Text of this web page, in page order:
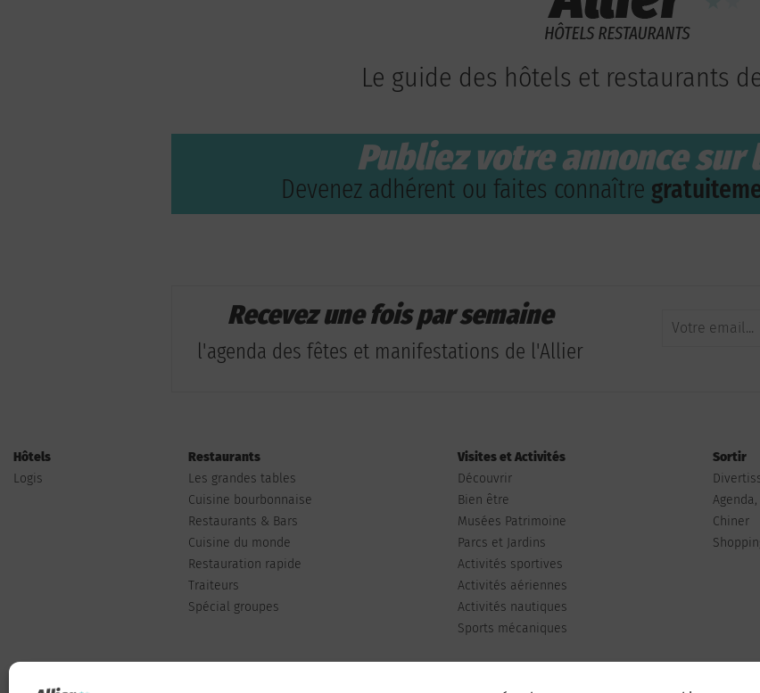
Le guide des hôtels et restaurants
Publiez votre annonce sur
Devenez adhérent ou faites connaître
Recevez une fois par semaine
l'agenda des fêtes et manifestations de l'Allier
Hôtels
Logis
Restaurants
Les grandes tables
Cuisine bourbonnaise
Restaurants & Bars
Cuisine du monde
Restauration rapide
Traiteurs
Spécial groupes
Visites et Activités
Découvrir
Bien être
Musées Patrimoine
Parcs et Jardins
Activités sportives
Activités aériennes
Activités nautiques
Sports mécaniques
Sortir
Chiner